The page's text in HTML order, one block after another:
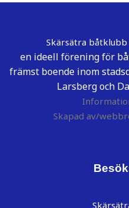
Skärsätra
en ideell förening för
främst boende inom
Larsberg och
Skapad av/